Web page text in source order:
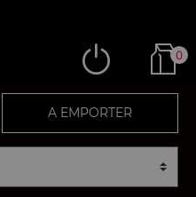
0
A EMPORTER